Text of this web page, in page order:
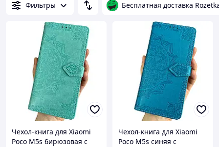
Фильтры Бесплатная доставка
Чехол-книга для Xiaomi
Poco M5s бирюзовая с
Чехол-книга для Xiaomi
Poco M5s синяя с